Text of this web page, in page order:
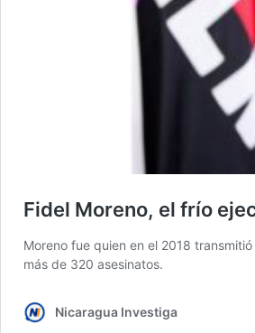
Fidel Moreno, el frío
Moreno fue quien en el 2018
más de 320 asesinatos.
Nicaragua Investiga